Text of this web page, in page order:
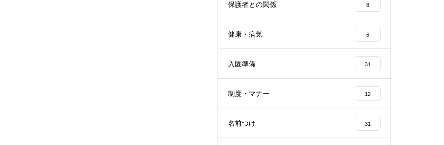
保護者との関係 8
健康・病気 6
入園準備 31
制度・マナー 12
名前つけ 31